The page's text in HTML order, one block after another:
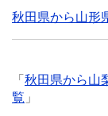
秋田県から山形
「 秋田県から山
覧 」